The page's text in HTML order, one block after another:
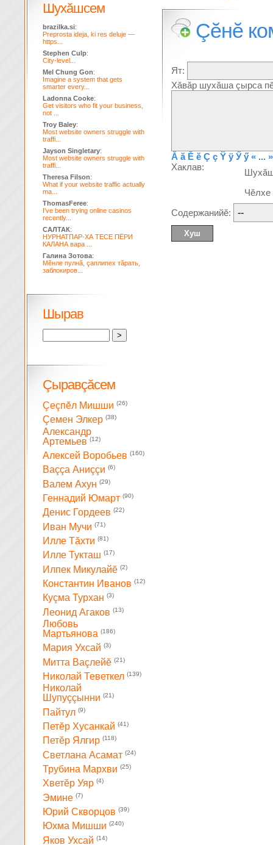
Çĕнĕ
Ят:
Хăвăр шухăша çырса
Ă ă Ĕ ĕ Ç ç Ÿ ÿ Ӳ ӳ « ... »
Хаклав:
Содержанийĕ:
Шухăшсем
brazilka.si:
Preprosta ideja, ki res deluje —
https...
Stephen Culp:
City-level...
Mel Chung Gon:
Imagine a system that gets
smarter every...
Ladonna Cooke:
Get visitors who fit your business,
not ...
Troy Baley:
Most website owners struggle with
traffi...
Jayson Singletary:
Most website owners struggle with
traffi...
Theresa Filson:
What if your website traffic actually
ma...
ThomasFeree:
I've been trying online casinos
recently...
САЛТАК:
НУРНАТПАР-ХА ТЕСЕ ПЁРИ
КАЛАНА вара ...
Галина Зотова:
Мĕнле пулнă, çаплипех тăрать,
заблокиров...
Шырав
Çыравçăсем
Çеçпĕл Мишши (26)
Çемен Элкер (38)
Александр
Артемьев (12)
Алексей Воробьев (160)
Ваççа Аниççи (6)
Валем Ахун (29)
Геннадий Юмарт (90)
Денис Гордеев (22)
Иван Мучи (71)
Илле Тăхти (81)
Илле Тукташ (17)
Илпек Микулайĕ (2)
Константин Иванов (12)
Куçма Турхан (3)
Леонид Агаков (13)
Любовь
Мартьянова (186)
Мария Ухсай (3)
Митта Ваçлейĕ (21)
Николай Теветкел (139)
Николай
Шупуççынни (21)
Пайтул (9)
Петĕр Хусанкай (41)
Петĕр Ялгир (118)
Светлана Асамат (24)
Трубина Мархви (25)
Хветĕр Уяр (4)
Эмине (7)
Юрий Скворцов (39)
Юхма Мишши (240)
Яков Ухсай (14)